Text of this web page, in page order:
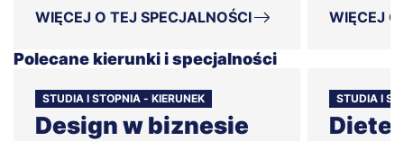
WIĘCEJ O TEJ SPECJALNOŚCI WIĘCEJ
Polecane kierunki i specjalności
STUDIA I STOPNIA - KIERUNEK
Design w biznesie
STUDIA I